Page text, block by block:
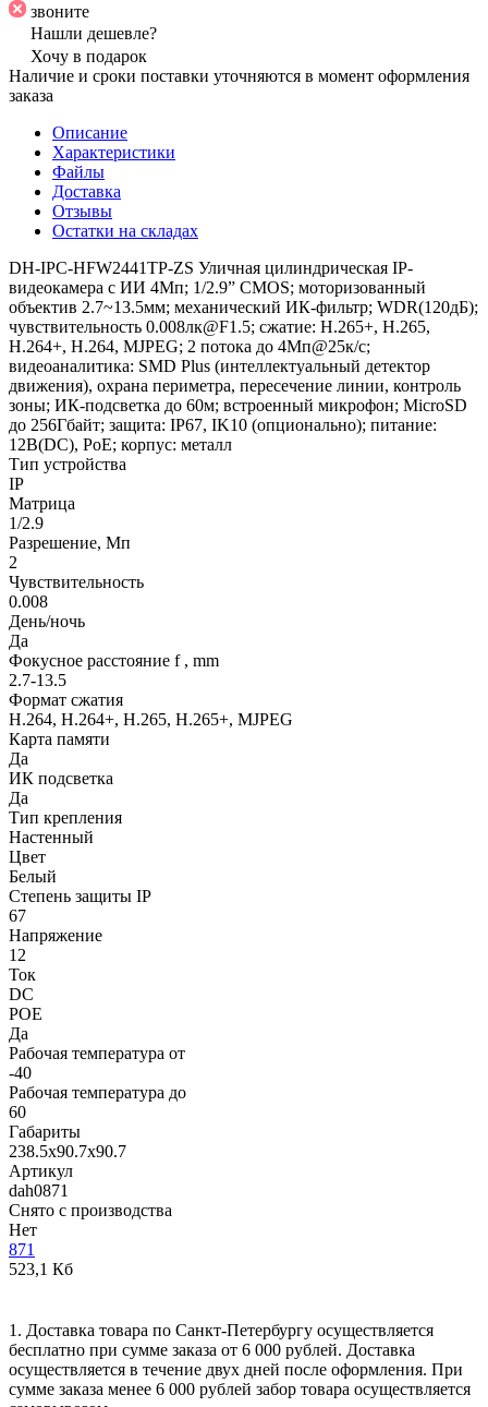
звоните
Нашли дешевле?
Хочу в подарок
Наличие и сроки поставки уточняются в момент оформления
заказа
Описание
Характеристики
Файлы
Доставка
Отзывы
Остатки на складах
DH-IPC-HFW2441TP-ZS Уличная цилиндрическая IP-
видеокамера с ИИ 4Мп; 1/2.9” CMOS; моторизованный
объектив 2.7~13.5мм; механический ИК-фильтр; WDR(120дБ);
чувствительность 0.008лк@F1.5; сжатие: H.265+, H.265,
H.264+, H.264, MJPEG; 2 потока до 4Мп@25к/с;
видеоаналитика: SMD Plus (интеллектуальный детектор
движения), охрана периметра, пересечение линии, контроль
зоны; ИК-подсветка до 60м; встроенный микрофон; MicroSD
до 256Гбайт; защита: IP67, IK10 (опционально); питание:
12В(DC), PoE; корпус: металл
Тип устройства
IP
Матрица
1/2.9
Разрешение, Мп
2
Чувствительность
0.008
День/ночь
Да
Фокусное расстояние f , mm
2.7-13.5
Формат сжатия
H.264, H.264+, H.265, H.265+, MJPEG
Карта памяти
Да
ИК подсветка
Да
Тип крепления
Настенный
Цвет
Белый
Степень защиты IP
67
Напряжение
12
Ток
DC
POE
Да
Рабочая температура от
-40
Рабочая температура до
60
Габариты
238.5x90.7x90.7
Артикул
dah0871
Снято с производства
Нет
871
523,1 Кб
1. Доставка товара по Санкт-Петербургу осуществляется
бесплатно при сумме заказа от 6 000 рублей. Доставка
осуществляется в течение двух дней после оформления. При
сумме заказа менее 6 000 рублей забор товара осуществляется